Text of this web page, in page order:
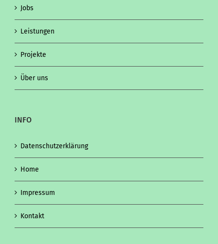
Jobs
Leistungen
Projekte
Über uns
INFO
Datenschutzerklärung
Home
Impressum
Kontakt